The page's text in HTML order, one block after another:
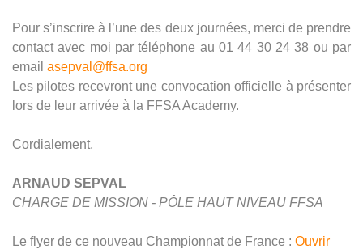
Pour s’inscrire à l’une des deux journées, merci de prendre
contact avec moi par téléphone au 01 44 30 24 38 ou par
email asepval@ffsa.org
Les pilotes recevront une convocation officielle à présenter
lors de leur arrivée à la FFSA Academy.
Cordialement,
ARNAUD SEPVAL
CHARGE DE MISSION - PÔLE HAUT NIVEAU FFSA
Le flyer de ce nouveau Championnat de France : Ouvrir